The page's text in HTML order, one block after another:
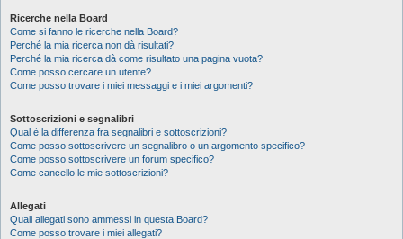
Ricerche nella Board
Come si fanno le ricerche nella Board?
Perché la mia ricerca non dà risultati?
Perché la mia ricerca dà come risultato una pagina vuota?
Come posso cercare un utente?
Come posso trovare i miei messaggi e i miei argomenti?
Sottoscrizioni e segnalibri
Qual è la differenza fra segnalibri e sottoscrizioni?
Come posso sottoscrivere un segnalibro o un argomento specifico?
Come posso sottoscrivere un forum specifico?
Come cancello le mie sottoscrizioni?
Allegati
Quali allegati sono ammessi in questa Board?
Come posso trovare i miei allegati?